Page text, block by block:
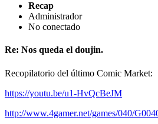
Recap
Administrador
No conectado
Re: Nos queda el doujin.
Recopilatorio del último Comic Market:
https://youtu.be/u1-HvQcBeJM
http://www.4gamer.net/games/040/